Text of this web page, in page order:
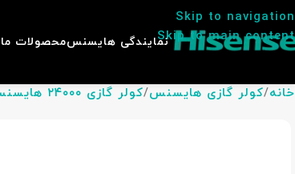
Skip to navigation
Skip to main contentنمایندگی هایسنسمحصولات ما
خانه کولر گازی هایسنس کولر گازی ۲۴۰۰۰ هایسنس